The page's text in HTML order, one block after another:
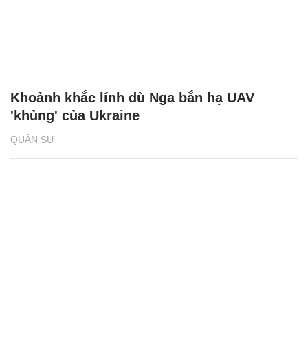
QUÂN SỰ
Khoảnh khắc lính dù Nga bắn hạ UAV
'khủng' của Ukraine